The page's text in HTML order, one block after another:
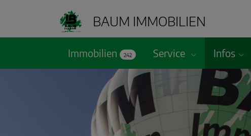
BAUM IMMOBILIEN
Immobilien 242 Service Infos